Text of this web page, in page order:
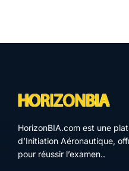
HorizonBIA.com est une
d’Initiation Aéronautique,
pour réussir l’examen..